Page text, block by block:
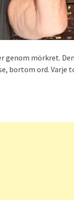
mörkret.
bortom ord.